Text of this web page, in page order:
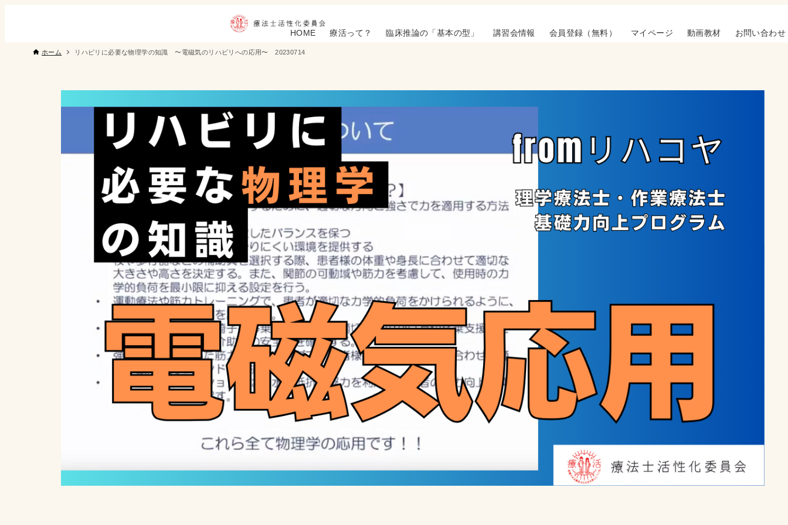
HOME 療活って？ 臨床推論の「基本の型」 講習会情報 会員登録（無料） マイページ 動画教材 お問い合わせ
ホーム リハビリに必要な物理学の知識 〜電磁気のリハビリへの応用〜 20230714